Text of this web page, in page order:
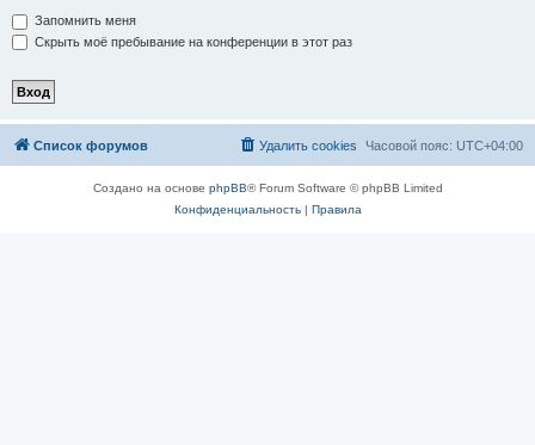
Запомнить меня
Скрыть моё пребывание на конференции в этот раз
Список форумов Часовой пояс: UTC+04:00
Удалить cookies
Создано на основе phpBB® Forum Software © phpBB Limited
Конфиденциальность| Правила